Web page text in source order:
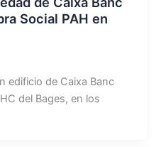
Social PAH en
edificio de Caixa Banc
del Bages, en los